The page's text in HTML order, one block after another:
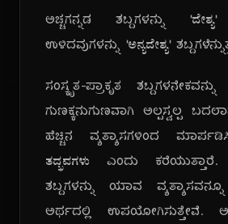
ಅಚ್ಚಗನ್ನಡ ಶಬ್ದಗಳನ್ನು 'ದೇಶ್ಯ'
ಉಳಿದವುಗಳನ್ನು 'ಅನ್ಯದೇಶ್ಯ'
ಸಂಸ್ಕೃತ-ಪ್ರಾಕೃತ
ಗುಣಕ್ಕನುಗುಣವಾಗಿ ಅಲ್ಪಸ್ವಲ್ಪ
ಹೆಚ್ಚಿನ ವ್ಯತ್ಯಾಸಗಳಿಂದ
ತದ್ಭವಗಳು ಎಂದು ಕರೆಯುತ್ತಾರೆ.
ಶಬ್ದಗಳನ್ನು ಯಾವ
ಅರ್ಥದಲ್ಲಿ ಉಪಯೋಗಿಸುತ್ತೇವೆ.